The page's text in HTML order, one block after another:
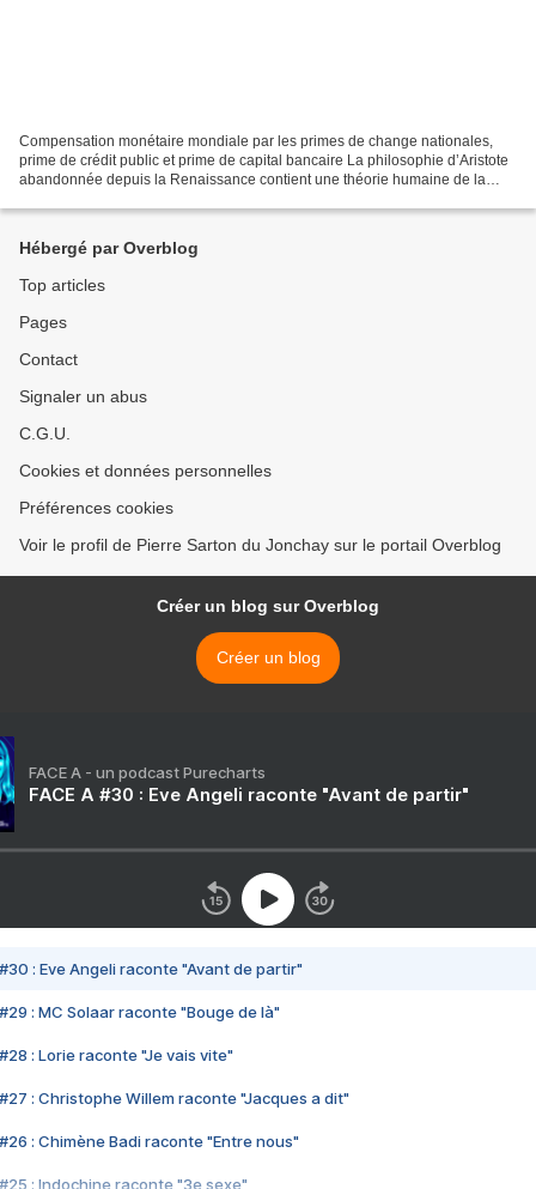
Compensation monétaire mondiale par les primes de change nationales,
prime de crédit public et prime de capital bancaire La philosophie d’Aristote
abandonnée depuis la Renaissance contient une théorie humaine de la
Hébergé par Overblog
Top articles
Pages
Contact
Signaler un abus
C.G.U.
Cookies et données personnelles
Préférences cookies
Voir le profil de Pierre Sarton du Jonchay sur le portail Overblog
Créer un blog sur Overblog
Créer un blog
FACE A - un podcast Purecharts
FACE A #30 : Eve Angeli raconte "Avant de partir"
#30 : Eve Angeli raconte "Avant de partir"
#29 : MC Solaar raconte "Bouge de là"
#28 : Lorie raconte "Je vais vite"
#27 : Christophe Willem raconte "Jacques a dit"
#26 : Chimène Badi raconte "Entre nous"
#25 : Indochine raconte "3e sexe"